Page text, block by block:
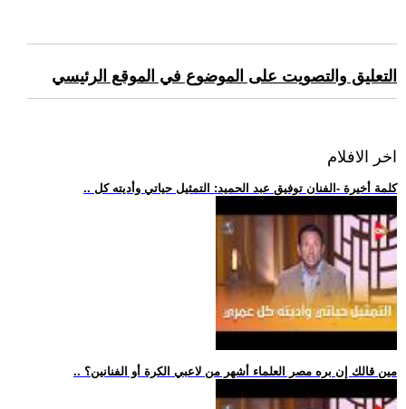
التعليق والتصويت على الموضوع في الموقع الرئيسي
اخر الافلام
.. كلمة أخيرة -الفنان توفيق عبد الحميد: التمثيل حياتي وأديته كل
.. مين قالك إن بره مصر العلماء أشهر من لاعبي الكرة أو الفنانين؟